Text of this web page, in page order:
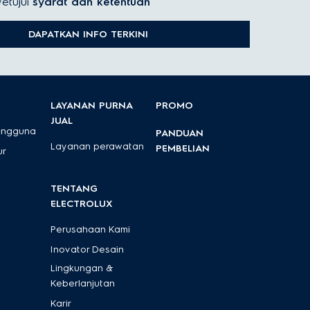
Inilah yang menjadikannya mitra andal di dapur:
pengocokan ringan hingga adonan berat.
ke mesin pencuci piring.
DAPATKAN INFO TERKINI
LAYANAN PURNA
JUAL
Layanan perawatan
TENTANG
ELECTROLUX
Perusahaan Kami
Inovator Desain
Lingkungan &
Keberlanjutan
Karir
PROMO
PANDUAN
PEMBELIAN